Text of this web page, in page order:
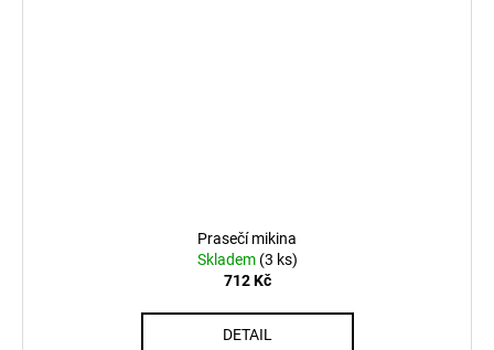
Prasečí mikina
Skladem (3 ks)
712 Kč
DETAIL